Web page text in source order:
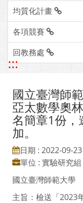
均質化計畫
各項競賽
回教務處
:::
國立臺灣師
亞太數學奧
名簡章1份，
加。
日期 : 2022-09-23
單位 : 實驗研究組
國立臺灣師範大學
主旨：檢送「2023